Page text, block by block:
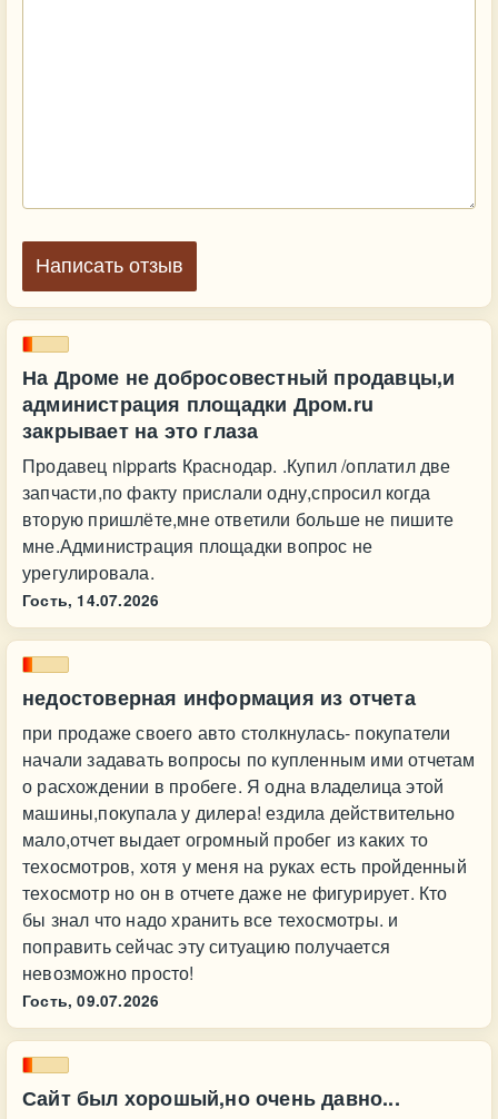
На Дроме не добросовестный продавцы,и
администрация площадки Дром.ru
закрывает на это глаза
Продавец nipparts Краснодар. .Купил /оплатил две
запчасти,по факту прислали одну,спросил когда
вторую пришлёте,мне ответили больше не пишите
мне.Администрация площадки вопрос не
урегулировала.
Гость, 14.07.2026
недостоверная информация из отчета
при продаже своего авто столкнулась- покупатели
начали задавать вопросы по купленным ими отчетам
о расхождении в пробеге. Я одна владелица этой
машины,покупала у дилера! ездила действительно
мало,отчет выдает огромный пробег из каких то
техосмотров, хотя у меня на руках есть пройденный
техосмотр но он в отчете даже не фигурирует. Кто
бы знал что надо хранить все техосмотры. и
поправить сейчас эту ситуацию получается
невозможно просто!
Гость, 09.07.2026
Сайт был хорошый,но очень давно...
Написать отзыв